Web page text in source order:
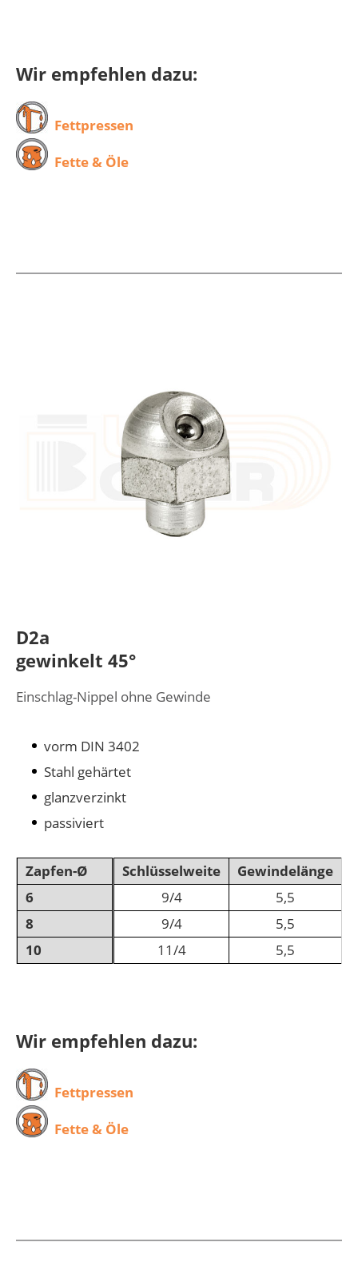
Wir empfehlen dazu:
Fettpressen
Fette & Öle
D2a
gewinkelt 45°
Einschlag-Nippel ohne Gewinde
vorm DIN 3402
Stahl gehärtet
glanzverzinkt
passiviert
Schlüsselweite Gewindelänge
9/4
5,5
9/4
5,5
11/4
5,5
Zapfen-Ø
6
8
10
Wir empfehlen dazu:
Fettpressen
Fette & Öle